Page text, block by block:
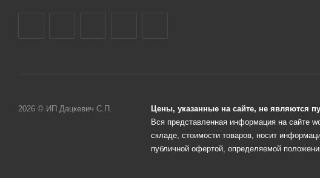
2026 © ИП Дацкевич С.П.
Цены, указанные на сайте, не являются
Вся представленная информация на сайте
складе, стоимости товаров, носит
публичной офертой, определяемой